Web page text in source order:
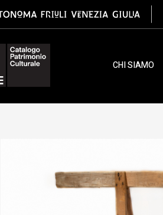
CHI SIAMO